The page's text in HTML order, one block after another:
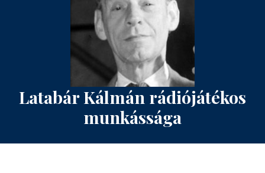
Latabár Kálmán rádiójátékos
munkássága